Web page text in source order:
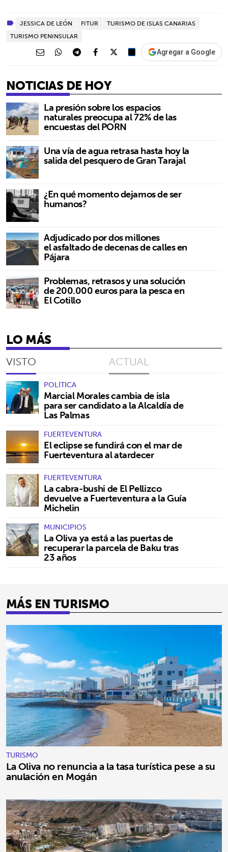
JESSICA DE LEÓN FITUR
TURISMO DE ISLAS CANARIAS
TURISMO PENINSULAR
Agregar a Google
NOTICIAS DE HOY
La presión sobre los espacios
naturales preocupa al 72% de las
encuestas del PORN
Una vía de agua retrasa hasta hoy la
salida del pesquero de Gran Tarajal
¿En qué momento dejamos de ser
humanos?
Adjudicado por dos millones
el asfaltado de decenas de calles en
Pájara
Problemas, retrasos y una solución
de 200.000 euros para la pesca en
El Cotillo
LO MÁS
VISTO ACTUAL
POLÍTICA
Marcial Morales cambia de isla
para ser candidato a la Alcaldía de
Las Palmas
FUERTEVENTURA
El eclipse se fundirá con el mar de
Fuerteventura al atardecer
FUERTEVENTURA
La cabra-bushi de El Pellizco
devuelve a Fuerteventura a la Guía
Michelin
MUNICIPIOS
La Oliva ya está a las puertas de
recuperar la parcela de Baku tras
23 años
MÁS EN TURISMO
TURISMO
La Oliva no renuncia a la tasa turística pese a su
anulación en Mogán